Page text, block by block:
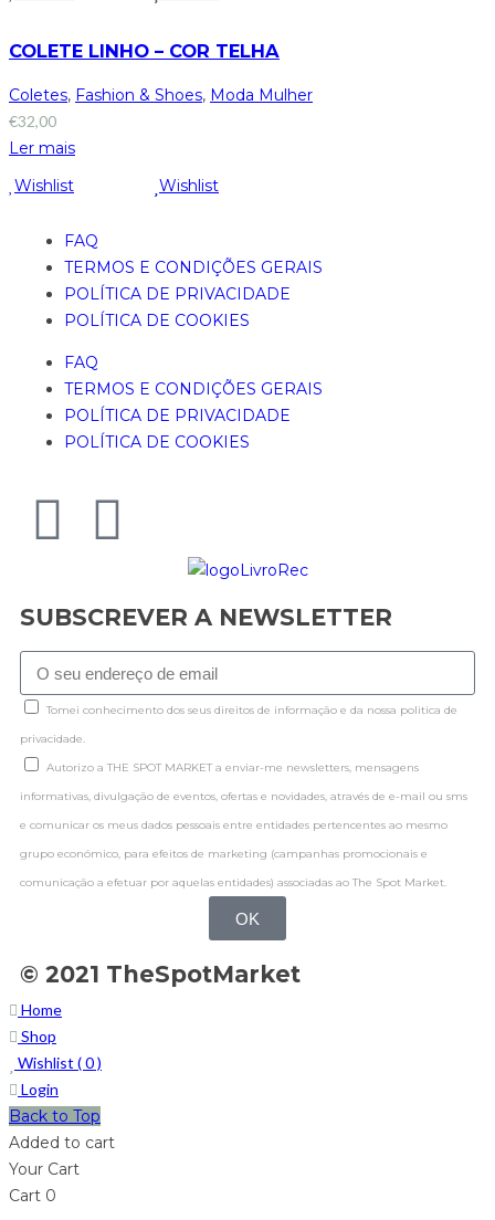
COLETE LINHO – COR TELHA
Coletes, Fashion & Shoes, Moda Mulher
€32,00
Ler mais
Wishlist
Wishlist
FAQ
TERMOS E CONDIÇÕES GERAIS
POLÍTICA DE PRIVACIDADE
POLÍTICA DE COOKIES
FAQ
TERMOS E CONDIÇÕES GERAIS
POLÍTICA DE PRIVACIDADE
POLÍTICA DE COOKIES
SUBSCREVER A NEWSLETTER
Tomei conhecimento dos seus direitos de informação e da nossa politica de
privacidade.
Autorizo a THE SPOT MARKET a enviar-me newsletters, mensagens
informativas, divulgação de eventos, ofertas e novidades, através de e-mail ou sms
e comunicar os meus dados pessoais entre entidades pertencentes ao mesmo
grupo económico, para efeitos de marketing (campanhas promocionais e
comunicação a efetuar por aquelas entidades) associadas ao The Spot Market.
OK
© 2021 TheSpotMarket
Home
Shop
Wishlist (0)
Login
Back to Top
Added to cart
Your Cart
Cart 0